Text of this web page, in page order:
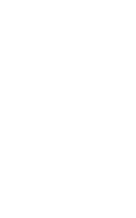
zum Zeitpunkt
in die